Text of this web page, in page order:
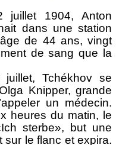
1904, Anton
dans une station
de 44 ans, vingt
de sang que la
Tchékhov se
Knipper, grande
un médecin.
heures du matin, le
sterbe», but une
sur le flanc et expira.